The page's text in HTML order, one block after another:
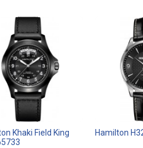
Khaki Field King
Hamilton